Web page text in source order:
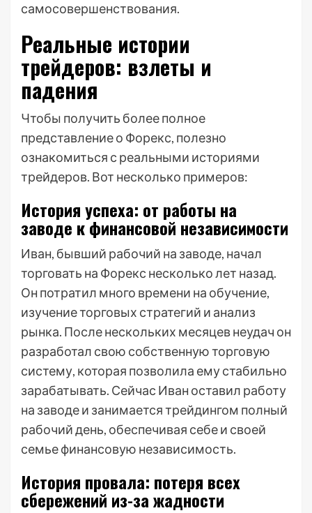
самосовершенствования.
Реальные истории
трейдеров: взлеты и
падения
Чтобы получить более полное
представление о Форекс, полезно
ознакомиться с реальными историями
трейдеров. Вот несколько примеров:
История успеха: от работы на
заводе к финансовой независимости
Иван, бывший рабочий на заводе, начал
торговать на Форекс несколько лет назад.
Он потратил много времени на обучение,
изучение торговых стратегий и анализ
рынка. После нескольких месяцев неудач он
разработал свою собственную торговую
систему, которая позволила ему стабильно
зарабатывать. Сейчас Иван оставил работу
на заводе и занимается трейдингом полный
рабочий день, обеспечивая себе и своей
семье финансовую независимость.
История провала: потеря всех
сбережений из-за жадности